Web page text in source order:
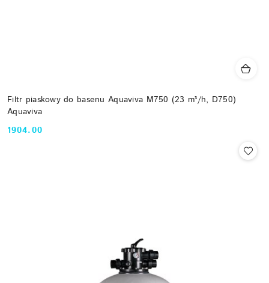
Filtr piaskowy do basenu Aquaviva M750 (23 m³/h, D750)
Aquaviva
Cena:
1904.00